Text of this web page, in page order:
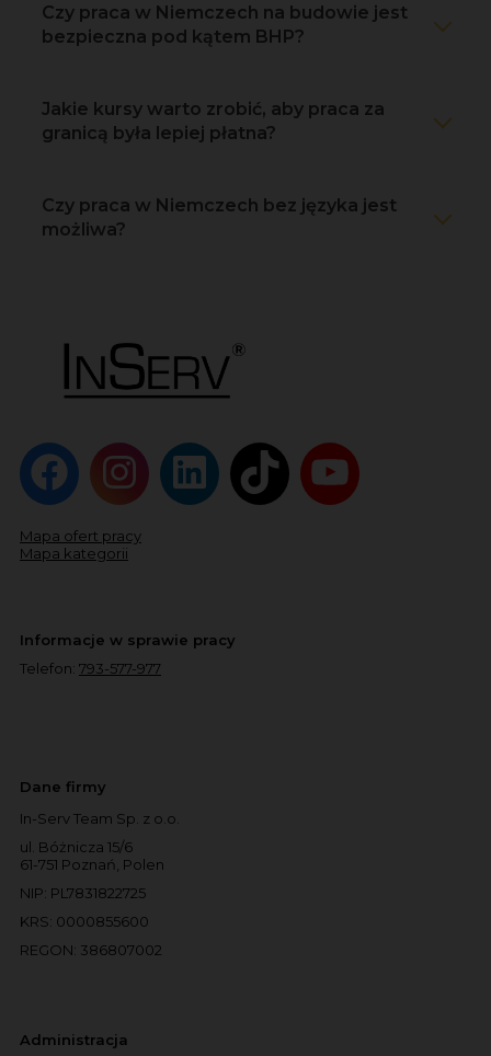
Czy praca w Niemczech na budowie jest
bezpieczna pod kątem BHP?
Jakie kursy warto zrobić, aby praca za
granicą była lepiej płatna?
Czy praca w Niemczech bez języka jest
możliwa?
Mapa ofert pracy
Mapa kategorii
Informacje w sprawie pracy
Telefon: 793-577-977
Dane firmy
In-Serv Team Sp. z o.o.
ul. Bóżnicza 15/6
61-751 Poznań, Polen
NIP: PL7831822725
KRS: 0000855600
REGON: 386807002
Administracja